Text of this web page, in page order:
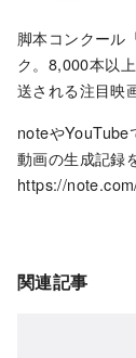
脚本コンクール
ク。8,000本以
送される注目映
noteやYouTube
動画の生成記録
https://
関連記事